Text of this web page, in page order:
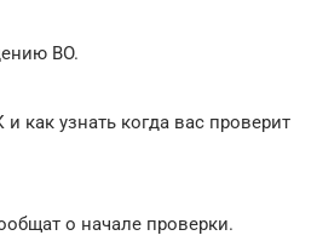
ВО.
как узнать когда вас проверит
о начале проверки.